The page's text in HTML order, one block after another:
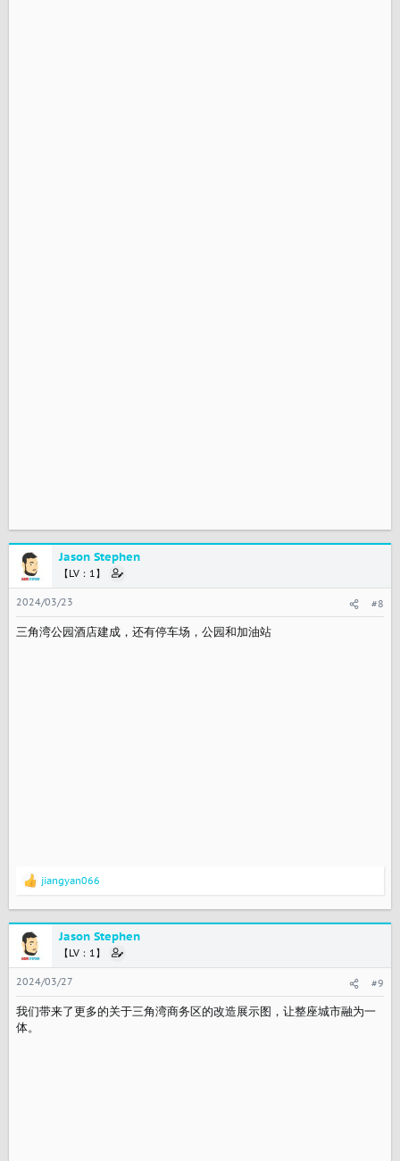
Jason Stephen
【LV：1】
2024/03/23 #8
三角湾公园酒店建成，还有停车场，公园和加油站
反
：
jiangyan066
Jason Stephen
【LV：1】
2024/03/27 #9
我们带来了更多的关于三角湾商务区的改造展示图，让整座城市融为一
体。